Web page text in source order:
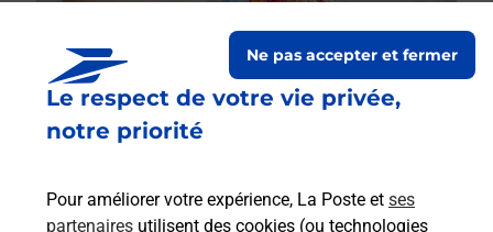
Le respect de votre vie privée,
notre priorité
Pour améliorer votre expérience, La Poste et ses
partenaires utilisent des cookies (ou technologies
Ne pas accepter et fermer
Boîte aux lettres La Poste
1 Rue Saint Aubin
Le lien s'ouvre dans un nouvel onglet